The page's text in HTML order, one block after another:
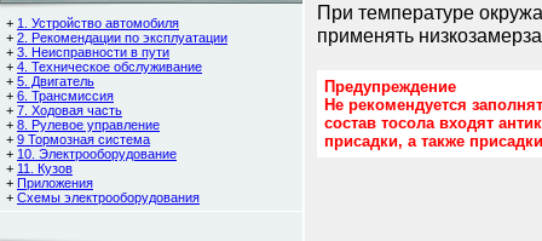
+ 1. Устройство автомобиля
+ 2. Рекомендации по эксплуатации
+ 3. Неисправности в пути
+ 4. Техническое обслуживание
+ 5. Двигатель
+ 6. Трансмиссия
+ 7. Ходовая часть
+ 8. Рулевое управление
+ 9 Тормозная система
+ 10. Электрооборудование
+ 11. Кузов
+ Приложения
+ Схемы электрооборудования
При температуре
применять
Предупреждение
Не рекомендуется
состав тосола входят
присадки, а также